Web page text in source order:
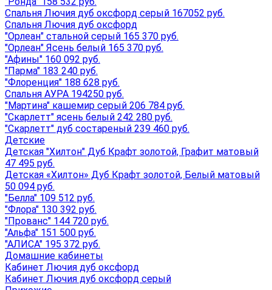
Спальня Лючия дуб оксфорд серый 167052 руб.
Спальня Лючия дуб оксфорд
"Орлеан" стальной серый 165 370 руб.
"Орлеан" Ясень белый 165 370 руб.
"Афины" 160 092 руб.
"Парма" 183 240 руб.
"Флоренция" 188 628 руб.
Спальня АУРА 194250 руб.
"Мартина" кашемир серый 206 784 руб.
"Скарлетт" ясень белый 242 280 руб.
"Скарлетт" дуб состареный 239 460 руб.
Детские
Детская "Хилтон" Дуб Крафт золотой, Графит матовый
47 495 руб.
Детская «Хилтон» Дуб Крафт золотой, Белый матовый
50 094 руб.
"Белла" 109 512 руб.
"Флора" 130 392 руб.
"Прованс" 144 720 руб.
"Альфа" 151 500 руб.
"АЛИСА" 195 372 руб.
Домашние кабинеты
Кабинет Лючия дуб оксфорд
Кабинет Лючия дуб оксфорд серый